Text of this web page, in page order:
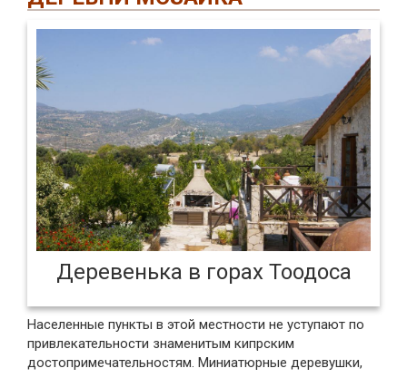
Деревенька в горах Тоодоса
Населенные пункты в этой местности не уступают по
привлекательности знаменитым кипрским
достопримечательностям. Миниатюрные деревушки,